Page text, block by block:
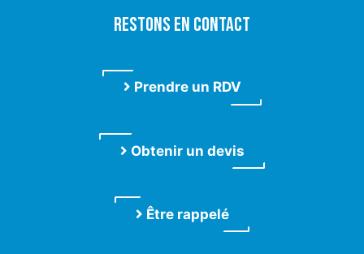
Restons en contact
Prendre un RDV
Obtenir un devis
Être rappelé